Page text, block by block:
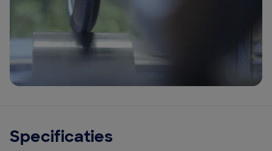
Specificaties